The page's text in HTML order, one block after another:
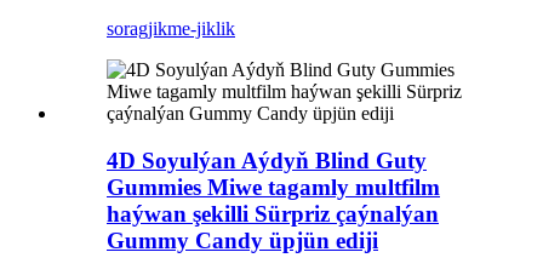
soragjikme-jiklik
4D Soyulýan Aýdyň Blind Guty
Gummies Miwe tagamly multfilm
haýwan şekilli Sürpriz çaýnalýan
Gummy Candy üpjün ediji